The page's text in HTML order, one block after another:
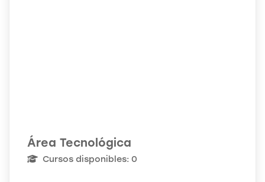
Área Tecnológica
Cursos disponibles: 0